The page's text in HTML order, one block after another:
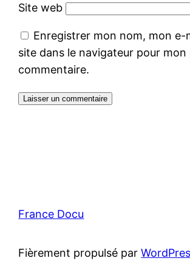
Site web
Enregistrer mon nom, mon e-
site dans le navigateur pour mon
commentaire.
France Docu
Fièrement propulsé par